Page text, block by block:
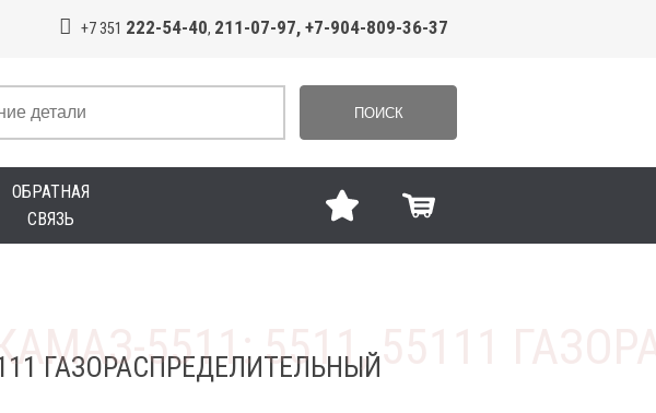
+7 351 222-54-40, 211-07-97, +7-904-809-36-37
ПОИСК
ОБРАТНАЯ
СВЯЗЬ
ГАЗОРАСПРЕДЕЛИТЕЛЬНЫЙ